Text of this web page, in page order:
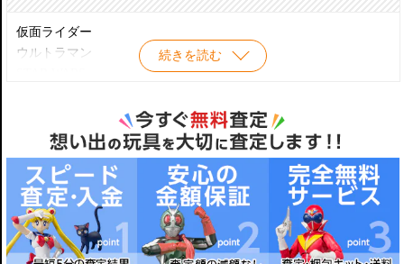
フジアキコ
ムラマツキャップ
メフィラス星人
ザラブ星人
ダダ
ゼットン
シーボーズ
ウルトラセブン
ウルトラセブン Ver.2.0
・ＣＣＰ
・海洋堂
・怪獣ソフビ など
続きを読む
仮面ライダー
ウルトラマン
新世紀エヴァンゲリオン
魔法少女まどか☆マギカ
DRAGONBALL Z
北斗の拳
クローズ WORST
MARVELキャラクター
DCキャラクター
METAL GEAR SOLID